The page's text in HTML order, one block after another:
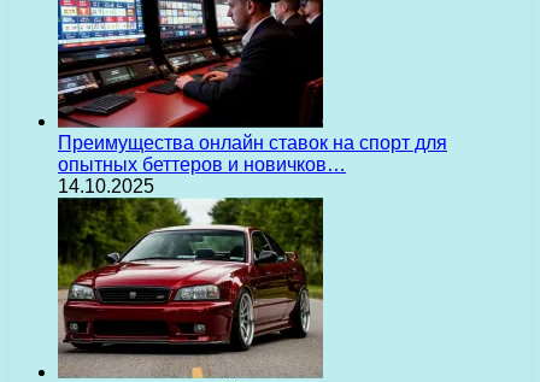
Преимущества онлайн ставок на спорт для
опытных беттеров и новичков…
14.10.2025